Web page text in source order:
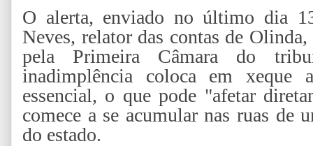
O alerta, enviado no último dia
Neves, relator das contas de
pela Primeira Câmara do
inadimplência coloca em xeque
essencial, o que pode "afetar
comece a se acumular nas ruas de
do estado.